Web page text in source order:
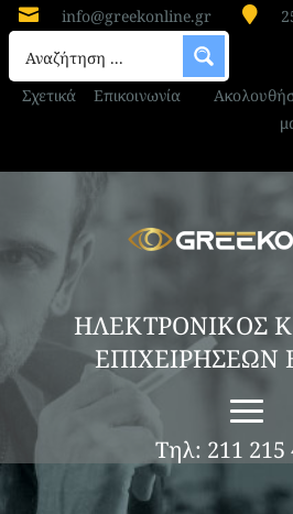
 info@greekonline.gr 
Σχετικά Επικοινωνία
ΗΛΕΚΤΡΟΝΙΚΟΣ
ΕΠΙΧΕΙΡΗΣΕΩΝ
Τηλ: 211 215